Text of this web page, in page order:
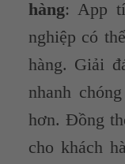
hàng: App
nghiệp có
hàng. Giải
nhanh
hơn. Đồng
cho khách